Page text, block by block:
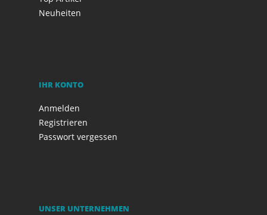
Neuheiten
IHR KONTO
Anmelden
Registrieren
Passwort vergessen
UNSER UNTERNEHMEN